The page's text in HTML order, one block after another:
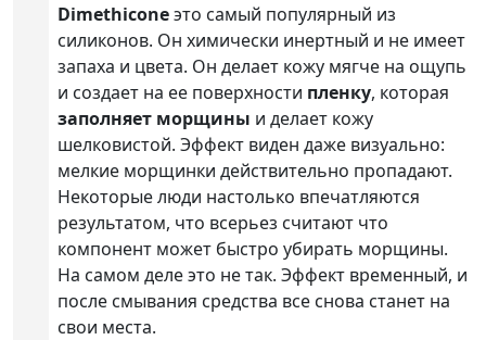
Dimethiconeэто самый популярный из
силиконов. Он химически инертный и не имеет
запаха и цвета. Он делает кожу мягче на ощупь
и создает на ее поверхности пленку, которая
заполняет морщины и делает кожу
шелковистой. Эффект виден даже визуально:
мелкие морщинки действительно пропадают.
Некоторые люди настолько впечатляются
результатом, что всерьез считают что
компонент может быстро убирать морщины.
На самом деле это не так. Эффект временный, и
после смывания средства все снова станет на
свои места.